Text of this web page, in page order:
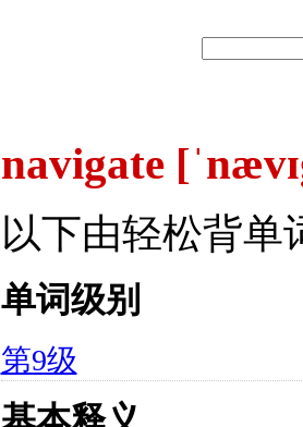
navigate
以下由轻松背单
单词级别
第9级